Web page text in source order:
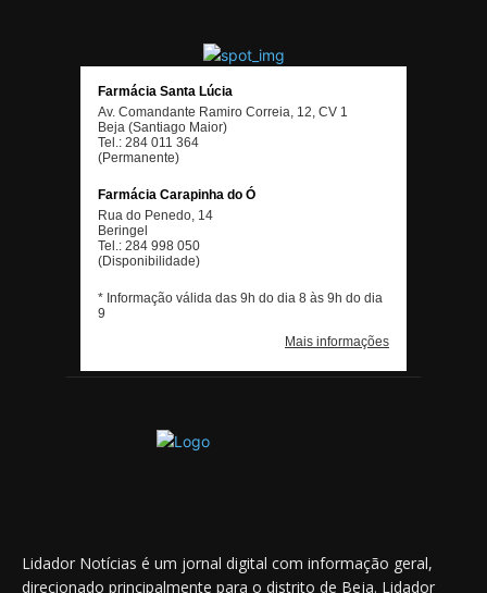
Lidador Notícias é um jornal digital com informação geral,
direcionado principalmente para o distrito de Beja. Lidador